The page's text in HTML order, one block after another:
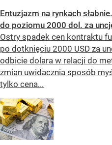
Entuzjazm na rynkach
do poziomu 2000 dol. za
Ostry spadek cen kontraktu
po dotknięciu 2000 USD za
odbicie dolara w relacji do
zmian uwidacznia sposób
tylko cena...